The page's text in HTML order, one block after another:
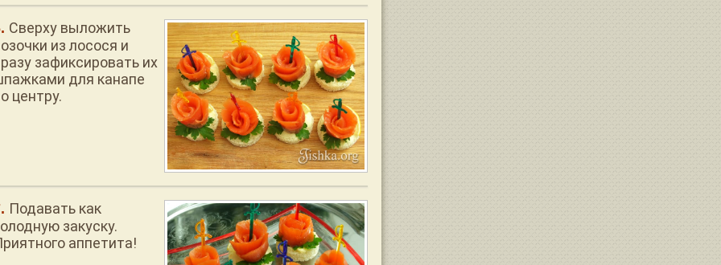
Сверху выложить
из лосося и
зафиксировать их
для канапе
центру.
Подавать как
закуску.
аппетита!